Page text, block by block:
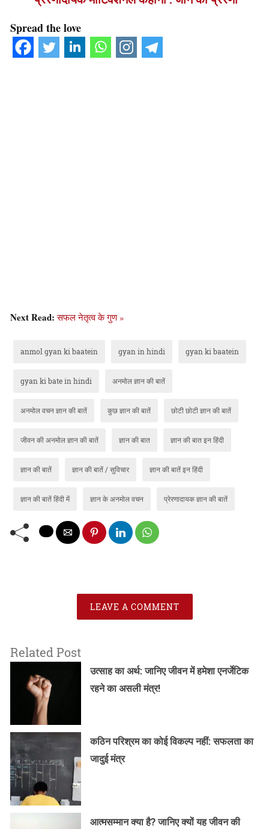
Spread the love
Next Read:सफल नेतृत्व के गुण »
anmol gyan ki baatein gyan in hindi gyan ki baatein
gyan ki bate in hindi अनमोल ज्ञान की बातें
अनमोल वचन ज्ञान की बातें कुछ ज्ञान की बातें छोटी छोटी ज्ञान की बातें
जीवन की अनमोल ज्ञान की बातें ज्ञान की बात ज्ञान की बात इन हिंदी
ज्ञान की बातें ज्ञान की बातें / सुविचार ज्ञान की बातें इन हिंदी
ज्ञान की बातें हिंदी में ज्ञान के अनमोल वचन प्रेरणादायक ज्ञान की बातें
LEAVE A COMMENT
Related Post
उत्साह का अर्थ: जानिए जीवन में हमेशा एनर्जेटिक
रहने का असली मंत्र!
कठिन परिश्रम का कोई विकल्प नहीं: सफलता का
जादुई मंत्र
आत्मसम्मान क्या है? जानिए क्यों यह जीवन की